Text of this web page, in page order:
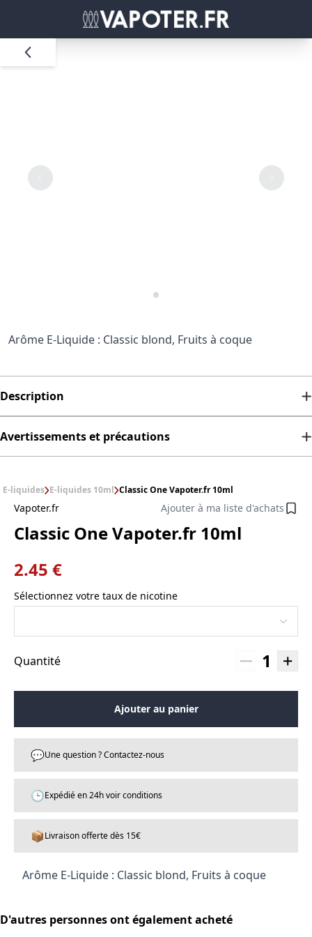
Arôme E-Liquide : Classic blond, Fruits à coque
Description
Avertissements et précautions
E-liquides E-liquides 10ml Classic One Vapoter.fr 10ml
Vapoter.fr Ajouter à ma liste d'achats
Classic One Vapoter.fr 10ml
2.45 €
Sélectionnez votre taux de nicotine
Quantité 1
Ajouter au panier
💬Une question ? Contactez-nous
🕒Expédié en 24h voir conditions
📦Livraison offerte dès 15€
Arôme E-Liquide : Classic blond, Fruits à coque
D'autres personnes ont également acheté